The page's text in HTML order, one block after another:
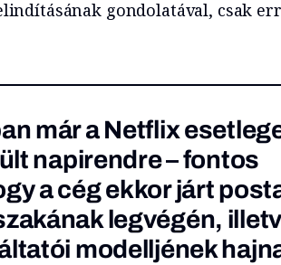
gondolatával, csak
már a Netflix
napirendre – fontos
a cég ekkor járt
legvégén,
modelljének